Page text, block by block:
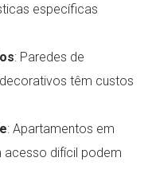
específicas
: Paredes de
têm custos
: Apartamentos em
acesso difícil podem